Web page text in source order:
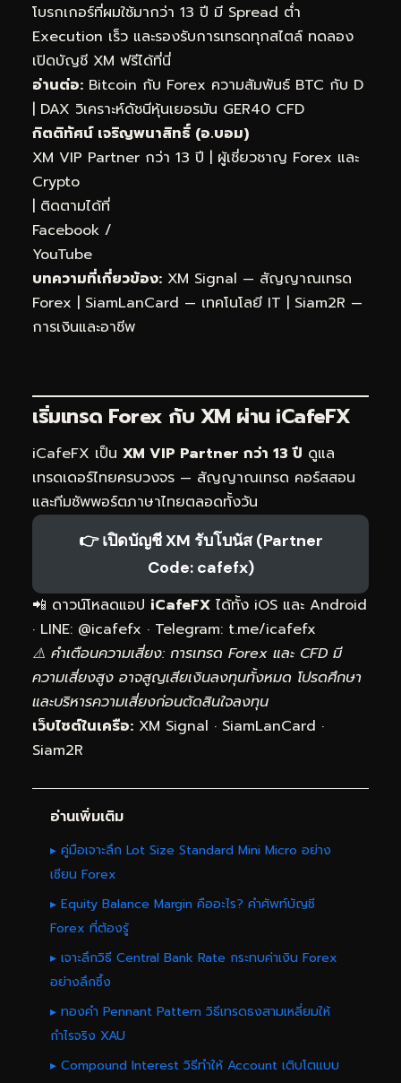
โบรกเกอร์ที่ผมใช้มากว่า 13 ปี มี Spread ต่ำ
Execution เร็ว และรองรับการเทรดทุกสไตล์ ทดลอง
เปิดบัญชี XM ฟรีได้ที่นี่
อ่านต่อ: Bitcoin กับ Forex ความสัมพันธ์ BTC กับ D
| DAX วิเคราะห์ดัชนีหุ้นเยอรมัน GER40 CFD
กิตติทัศน์ เจริญพนาสิทธิ์ (อ.บอม)
XM VIP Partner กว่า 13 ปี | ผู้เชี่ยวชาญ Forex และ
Crypto
| ติดตามได้ที่
Facebook /
YouTube
บทความที่เกี่ยวข้อง: XM Signal — สัญญาณเทรด
Forex | SiamLanCard — เทคโนโลยี IT | Siam2R —
การเงินและอาชีพ
เริ่มเทรด Forex กับ XM ผ่าน iCafeFX
iCafeFX เป็น XM VIP Partner กว่า 13 ปี ดูแล
เทรดเดอร์ไทยครบวงจร — สัญญาณเทรด คอร์สสอน
และทีมซัพพอร์ตภาษาไทยตลอดทั้งวัน
👉 เปิดบัญชี XM รับโบนัส (Partner
Code: cafefx)
📲 ดาวน์โหลดแอป iCafeFX ได้ทั้ง iOS และ Android
· LINE: @icafefx · Telegram: t.me/icafefx
⚠️ คำเตือนความเสี่ยง: การเทรด Forex และ CFD มี
ความเสี่ยงสูง อาจสูญเสียเงินลงทุนทั้งหมด โปรดศึกษา
และบริหารความเสี่ยงก่อนตัดสินใจลงทุน
เว็บไซต์ในเครือ: XM Signal · SiamLanCard ·
Siam2R
อ่านเพิ่มเติม
▸ คู่มือเจาะลึก Lot Size Standard Mini Micro อย่าง
เซียน Forex
▸ Equity Balance Margin คืออะไร? คำศัพท์บัญชี
Forex ที่ต้องรู้
▸ เจาะลึกวิธี Central Bank Rate กระทบค่าเงิน Forex
อย่างลึกซึ้ง
▸ ทองคำ Pennant Pattern วิธีเทรดธงสามเหลี่ยมให้
กำไรจริง XAU
▸ Compound Interest วิธีทำให้ Account เติบโตแบบ